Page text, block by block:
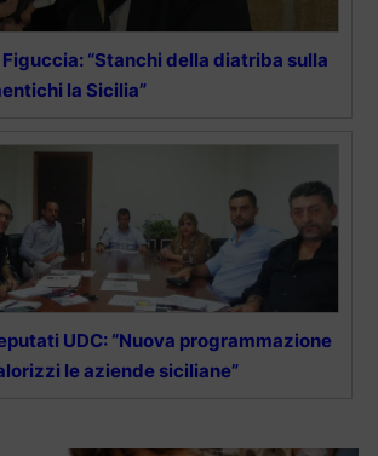
“Stanchi della diatriba sulla
la Sicilia”
UDC: “Nuova programmazione
le aziende siciliane”